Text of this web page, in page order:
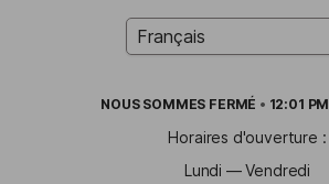
NOUS SOMMES FERMÉ • 12:01 PM
Horaires d'ouverture :
Lundi — Vendredi